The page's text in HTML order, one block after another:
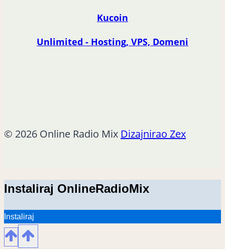
Kucoin
Unlimited - Hosting, VPS, Domeni
© 2026 Online Radio Mix Dizajnirao Zex
Instaliraj OnlineRadioMix
Instaliraj